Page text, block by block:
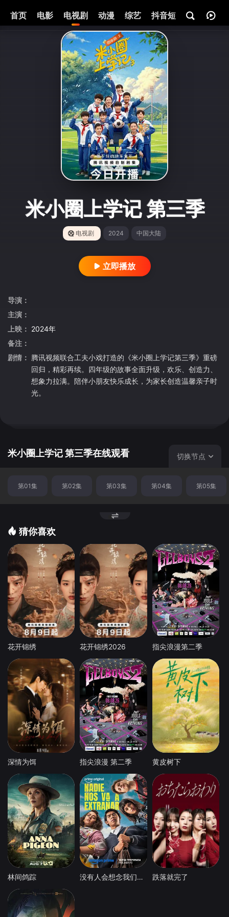
首页 电影 电视剧 动漫 综艺 抖音短剧 即将热映
米小圈上学记 第三季
电视剧 2024 中国大陆
立即播放
导演：
主演：
上映： 2024年
备注：
剧情： 腾讯视频联合工夫小戏打造的《米小圈上学记第三季》重磅
回归，精彩再续。四年级的故事全面升级，欢乐、创造力、
想象力拉满。陪伴小朋友快乐成长，为家长创造温馨亲子时
光。
米小圈上学记 第三季在线观看 切换节点
第01集 第02集 第03集 第04集 第05集
猜你喜欢
花开锦绣 花开锦绣2026 指尖浪漫第二季
深情为饵 指尖浪漫 第二季 黄皮树下
林间鸽踪 没有人会想念我们第二季 跌落就完了